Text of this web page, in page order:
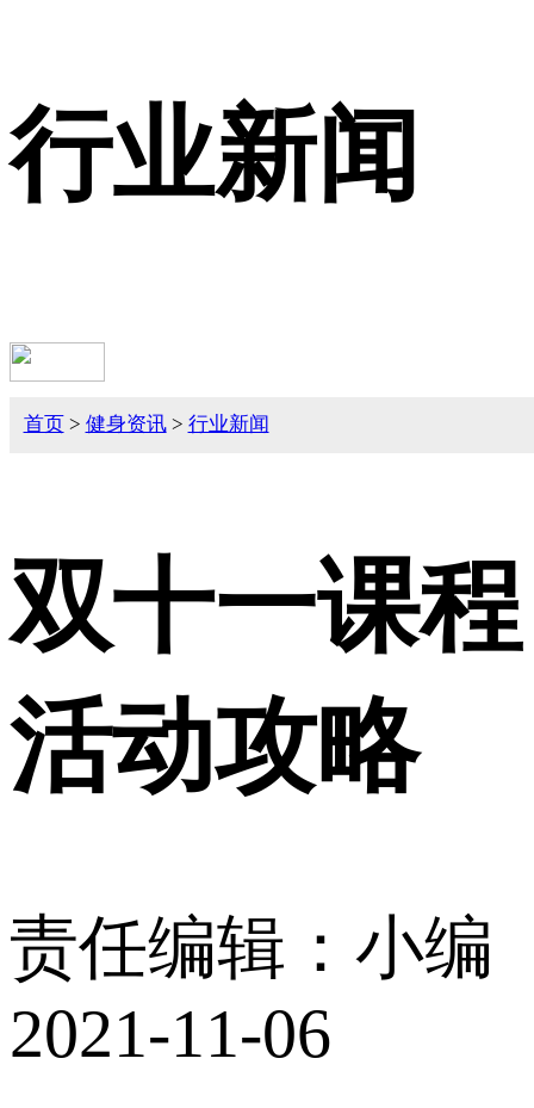
行业新闻
首页 > 健身资讯> 行业新闻
双十一课程
活动攻略
责任编辑：小编
2021-11-06